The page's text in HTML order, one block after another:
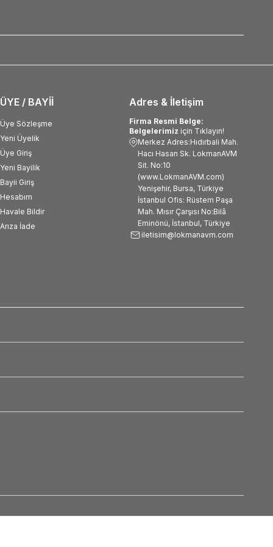
Adres & İletişim
Firma Resmi Belge:
Belgelerimiz için Tıklayın!
Merkez Adres:Hıdırbali Mah.
Hacı Hasan Sk. LokmanAVM
Sit. No:10
(www.LokmanAVM.com)
Yenişehir, Bursa, Türkiye
İstanbul Ofis: Rüstem Paşa
Mah. Mısır Çarşısı No:Bilâ
Eminönü, İstanbul, Türkiye
iletisim@lokmanavm.com
ÜYE / BAYİİ
Üye Sözleşme
Yeni Üyelik
Üye Giriş
Yeni Bayilik
Bayii Giriş
Hesabım
Havale Bildir
Arıza İade